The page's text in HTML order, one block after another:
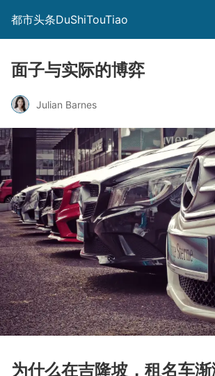
都市头条DuShiTouTiao
面子与实际的博弈
Julian Barnes
为什么在吉隆坡，租名车